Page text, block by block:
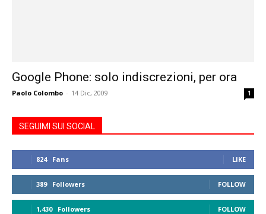
Google Phone: solo indiscrezioni, per ora
Paolo Colombo - 14 Dic, 2009 1
SEGUIMI SUI SOCIAL
824 Fans LIKE
389 Followers FOLLOW
1,430 Followers FOLLOW